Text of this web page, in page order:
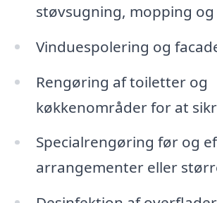
støvsugning, mopping
Vinduespolering og
Rengøring af toiletter og
køkkenområder for at
Specialrengøring før og
arrangementer eller